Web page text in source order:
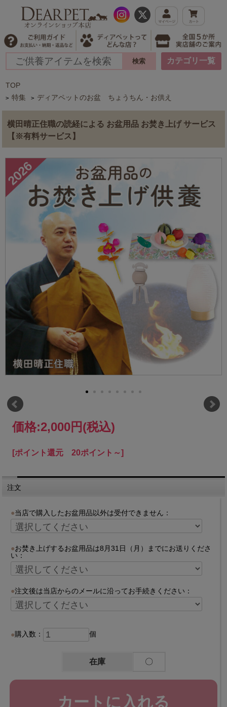
カテゴリ一覧
TOP
> 特集 > ディアペットのお盆 ちょうちん・お供え
横田晴正住職の読経による お盆用品 お焚き上げ サービス
【※有料サービス】
価格:2,000円(税込)
[ポイント還元 20ポイント～]
注文
当店で購入したお盆用品以外は受付できません：
お焚き上げするお盆用品は8月31日（月）までにお送りくださ
い：
注文後は当店からのメールに沿ってお手続きください：
購入数： 個
在庫 〇